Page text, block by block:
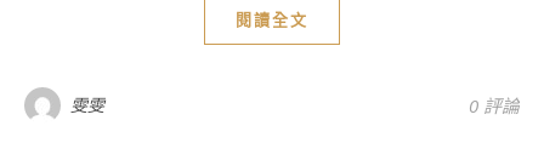
閱讀全文
雯雯 0 評論